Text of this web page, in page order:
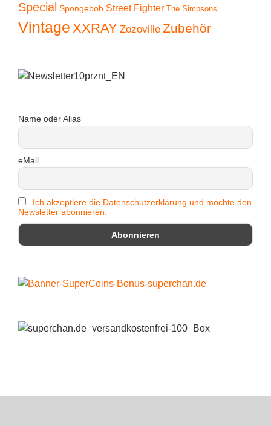
Special Spongebob Street Fighter The Simpsons
Vintage XXRAY Zozoville Zubehör
Name oder Alias
eMail
Ich akzeptiere die Datenschutzerklärung und möchte den
Newsletter abonnieren.